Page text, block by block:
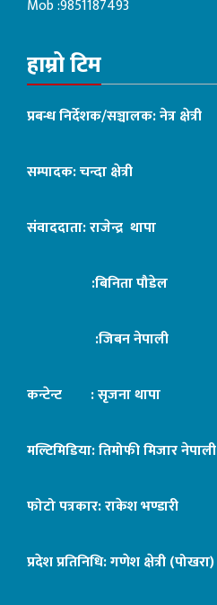
Mob :9851187493
हाम्रो टिम
प्रबन्ध निर्देशक/सञ्चालक: नेत्र क्षेत्री
सम्पादक: चन्दा क्षेत्री
संवाददाता: राजेन्द्र थापा
:बिनिता पौडेल
:जिबन नेपाली
कन्टेन्ट : सृजना थापा
मल्टिमिडिया: तिमोफी मिजार नेपाली
फोटो पत्रकार: राकेश भण्डारी
प्रदेश प्रतिनिधि: गणेश क्षेत्री (पोखरा)